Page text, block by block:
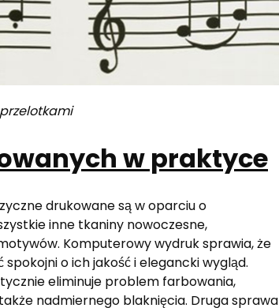
w praktyce
drukowane są w oparciu o
inne tkaniny nowoczesne,
Komputerowy wydruk sprawia, że
o ich jakość i elegancki wygląd.
eliminuje problem farbowania,
nadmiernego blaknięcia. Druga sprawa